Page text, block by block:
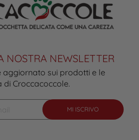
NOSTRA NEWSLETTER
aggiornato sui prodotti e le
di Croccacoccole.
MI ISCRIVO